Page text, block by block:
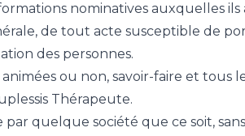
nominatives auxquelles
de tout acte susceptible de
des personnes.
ou non, savoir-faire et tous
Thérapeute.
quelque société que ce soit,